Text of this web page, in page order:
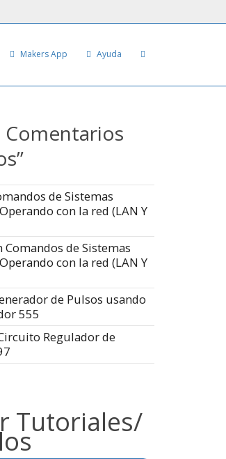
Makers App Ayuda
de Sistemas
con la red (LAN Y
Comandos de Sistemas
con la red (LAN Y
de Pulsos usando
555
Regulador de
Tutoriales/